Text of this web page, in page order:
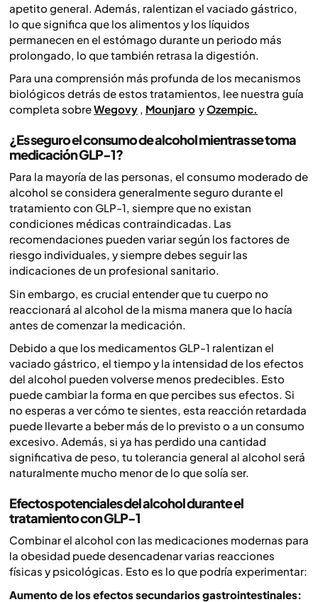
apetito general. Además, ralentizan el vaciado gástrico,
lo que significa que los alimentos y los líquidos
permanecen en el estómago durante un periodo más
prolongado, lo que también retrasa la digestión.
Para una comprensión más profunda de los mecanismos
biológicos detrás de estos tratamientos, lee nuestra guía
completa sobreWegovy , Mounjaro yOzempic.
¿Es seguro el consumo de alcohol mientras se toma
medicación GLP-1?
Para la mayoría de las personas, el consumo moderado de
alcohol se considera generalmente seguro durante el
tratamiento con GLP-1, siempre que no existan
condiciones médicas contraindicadas. Las
recomendaciones pueden variar según los factores de
riesgo individuales, y siempre debes seguir las
indicaciones de un profesional sanitario.
Sin embargo, es crucial entender que tu cuerpo no
reaccionará al alcohol de la misma manera que lo hacía
antes de comenzar la medicación.
Debido a que los medicamentos GLP-1 ralentizan el
vaciado gástrico, el tiempo y la intensidad de los efectos
del alcohol pueden volverse menos predecibles. Esto
puede cambiar la forma en que percibes sus efectos. Si
no esperas a ver cómo te sientes, esta reacción retardada
puede llevarte a beber más de lo previsto o a un consumo
excesivo. Además, si ya has perdido una cantidad
significativa de peso, tu tolerancia general al alcohol será
naturalmente mucho menor de lo que solía ser.
Efectos potenciales del alcohol durante el
tratamiento con GLP-1
Combinar el alcohol con las medicaciones modernas para
la obesidad puede desencadenar varias reacciones
físicas y psicológicas. Esto es lo que podría experimentar:
Aumento de los efectos secundarios gastrointestinales: